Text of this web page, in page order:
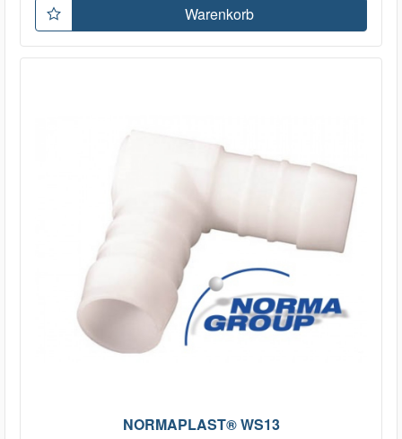
Warenkorb
NORMAPLAST® WS13